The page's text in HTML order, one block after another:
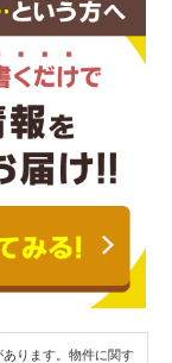
ります。物件に関す